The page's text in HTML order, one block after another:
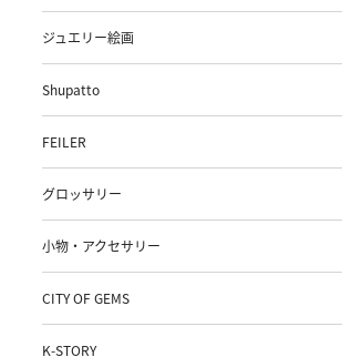
ジュエリー絵画
Shupatto
FEILER
グロッサリー
小物・アクセサリー
CITY OF GEMS
K-STORY